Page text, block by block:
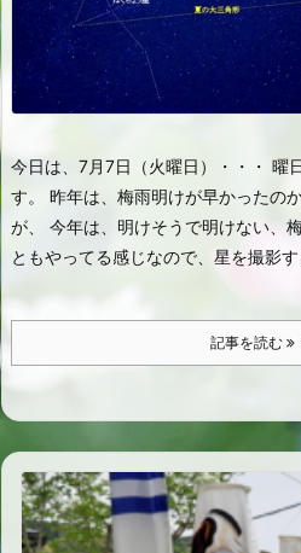
今日は、7月7日（火曜日）・・・ 曜
す。 昨年は、梅雨明けが早かったの
が、 今年は、明けそうで明けない、
ともやってる感じなので、星を撮影
記事を読む